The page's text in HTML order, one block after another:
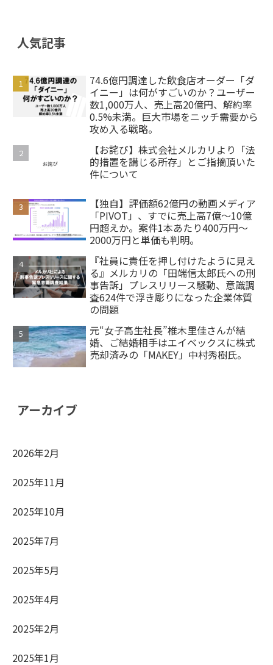
人気記事
74.6億円調達した飲食店オーダー「ダ
イニー」は何がすごいのか？ユーザー
数1,000万人、売上高20億円、解約率
0.5%未満。巨大市場をニッチ需要から
攻め入る戦略。
【お詫び】株式会社メルカリより「法
的措置を講じる所存」とご指摘頂いた
件について
【独自】評価額62億円の動画メディア
「PIVOT」、すでに売上高7億～10億
円超えか。案件1本あたり400万円～
2000万円と単価も判明。
『社員に責任を押し付けたように見え
る』メルカリの「田端信太郎氏への刑
事告訴」プレスリリース騒動、意識調
査624件で浮き彫りになった企業体質
の問題
元“女子高生社長”椎木里佳さんが結
婚、ご結婚相手はエイベックスに株式
売却済みの「MAKEY」中村秀樹氏。
アーカイブ
2026年2月
2025年11月
2025年10月
2025年7月
2025年5月
2025年4月
2025年2月
2025年1月